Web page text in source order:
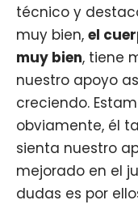
técnico y
muy bien, el
muy bien, tiene
nuestro apoyo
creciendo.
obviamente, él
sienta nuestro
mejorado en el
dudas es por